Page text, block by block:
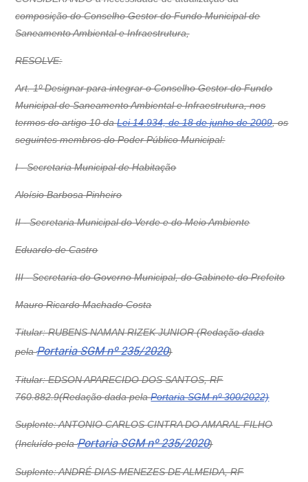
composição do Conselho Gestor do Fundo Municipal de
Saneamento Ambiental e Infraestrutura,
RESOLVE:
Art. 1º Designar para integrar o Conselho Gestor do Fundo
Municipal de Saneamento Ambiental e Infraestrutura, nos
termos do artigo 10 daLei 14.934, de 18 de junho de 2009, os
seguintes membros do Poder Público Municipal:
I - Secretaria Municipal de Habitação
Aloísio Barbosa Pinheiro
II - Secretaria Municipal do Verde e do Meio Ambiente
Eduardo de Castro
III - Secretaria do Governo Municipal, do Gabinete do Prefeito
Mauro Ricardo Machado Costa
Titular: RUBENS NAMAN RIZEK JUNIOR (Redação dada
pelaPortaria SGM nº 235/2020)
Titular: EDSON APARECIDO DOS SANTOS, RF
760.882.9(Redação dada pelaPortaria SGM nº 300/2022)
Suplente: ANTONIO CARLOS CINTRA DO AMARAL FILHO
(Incluído pelaPortaria SGM nº 235/2020)
Suplente: ANDRÉ DIAS MENEZES DE ALMEIDA, RF